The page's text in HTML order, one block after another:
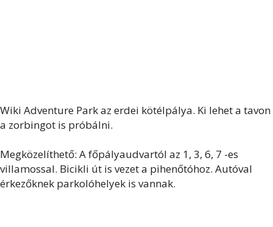
Wiki Adventure Park az erdei kötélpálya. Ki lehet a tavon
a zorbingot is próbálni.
Megközelíthető: A főpályaudvartól az 1, 3, 6, 7 -es
villamossal. Bicikli út is vezet a pihenőtóhoz. Autóval
érkezőknek parkolóhelyek is vannak.